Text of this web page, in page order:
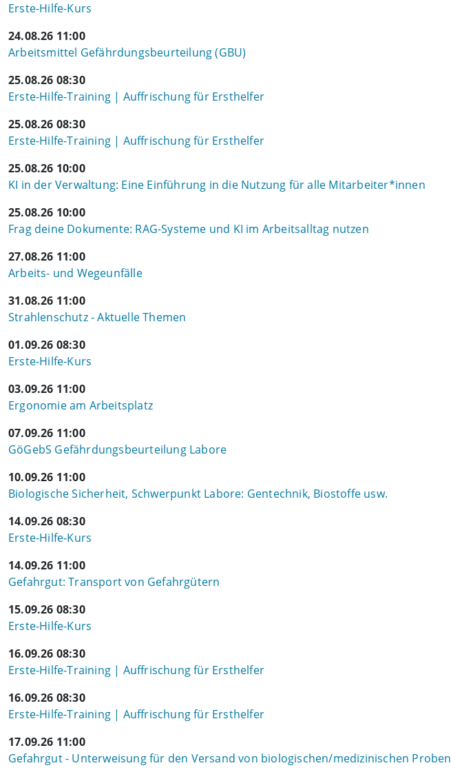
Erste-Hilfe-Kurs
24.08.26 11:00
Arbeitsmittel Gefährdungsbeurteilung (GBU)
25.08.26 08:30
Erste-Hilfe-Training | Auffrischung für Ersthelfer
25.08.26 08:30
Erste-Hilfe-Training | Auffrischung für Ersthelfer
25.08.26 10:00
KI in der Verwaltung: Eine Einführung in die Nutzung für alle Mitarbeiter*innen
25.08.26 10:00
Frag deine Dokumente: RAG-Systeme und KI im Arbeitsalltag nutzen
27.08.26 11:00
Arbeits- und Wegeunfälle
31.08.26 11:00
Strahlenschutz - Aktuelle Themen
01.09.26 08:30
Erste-Hilfe-Kurs
03.09.26 11:00
Ergonomie am Arbeitsplatz
07.09.26 11:00
GöGebS Gefährdungsbeurteilung Labore
10.09.26 11:00
Biologische Sicherheit, Schwerpunkt Labore: Gentechnik, Biostoffe usw.
14.09.26 08:30
Erste-Hilfe-Kurs
14.09.26 11:00
Gefahrgut: Transport von Gefahrgütern
15.09.26 08:30
Erste-Hilfe-Kurs
16.09.26 08:30
Erste-Hilfe-Training | Auffrischung für Ersthelfer
16.09.26 08:30
Erste-Hilfe-Training | Auffrischung für Ersthelfer
17.09.26 11:00
Gefahrgut - Unterweisung für den Versand von biologischen/medizinischen Proben